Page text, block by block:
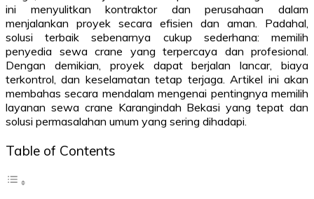
ini menyulitkan kontraktor dan perusahaan dalam
menjalankan proyek secara efisien dan aman. Padahal,
solusi terbaik sebenarnya cukup sederhana: memilih
penyedia sewa crane yang terpercaya dan profesional.
Dengan demikian, proyek dapat berjalan lancar, biaya
terkontrol, dan keselamatan tetap terjaga. Artikel ini akan
membahas secara mendalam mengenai pentingnya memilih
layanan sewa crane Karangindah Bekasi yang tepat dan
solusi permasalahan umum yang sering dihadapi.
Table of Contents